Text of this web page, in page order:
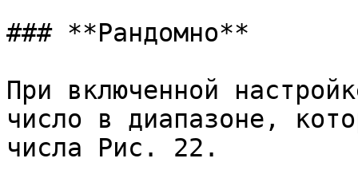
### **Рандомно**
При включенной
число в диапазоне,
числа Рис. 22.